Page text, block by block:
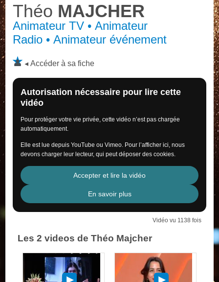
Théo MAJCHER
Animateur TV • Animateur
Radio • Animateur événement
Accéder à sa fiche
Autorisation nécessaire pour lire cette
vidéo
Pour protéger votre vie privée, cette vidéo n’est pas chargée
automatiquement.
Elle est lue depuis YouTube ou Vimeo. Pour l’afficher ici, nous
devons charger leur lecteur, qui peut déposer des cookies.
Accepter et lire la vidéo
En savoir plus
Vidéo vu 1138 fois
Les 2 videos de Théo Majcher